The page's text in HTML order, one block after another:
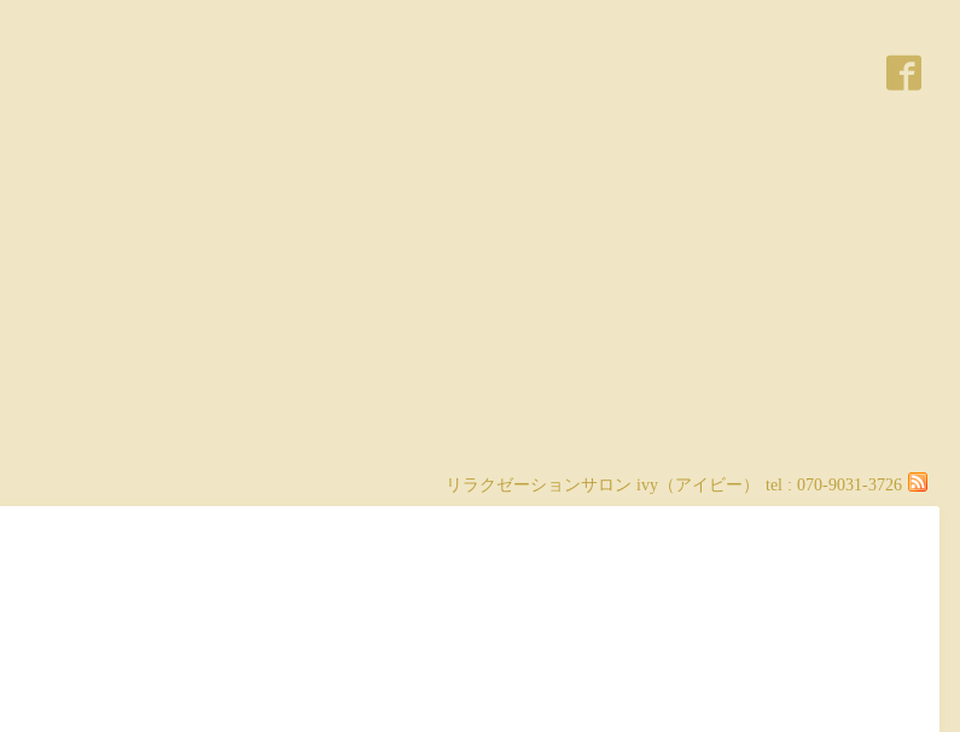
リラクゼーションサロン ivy（アイビー） tel : 070-9031-3726